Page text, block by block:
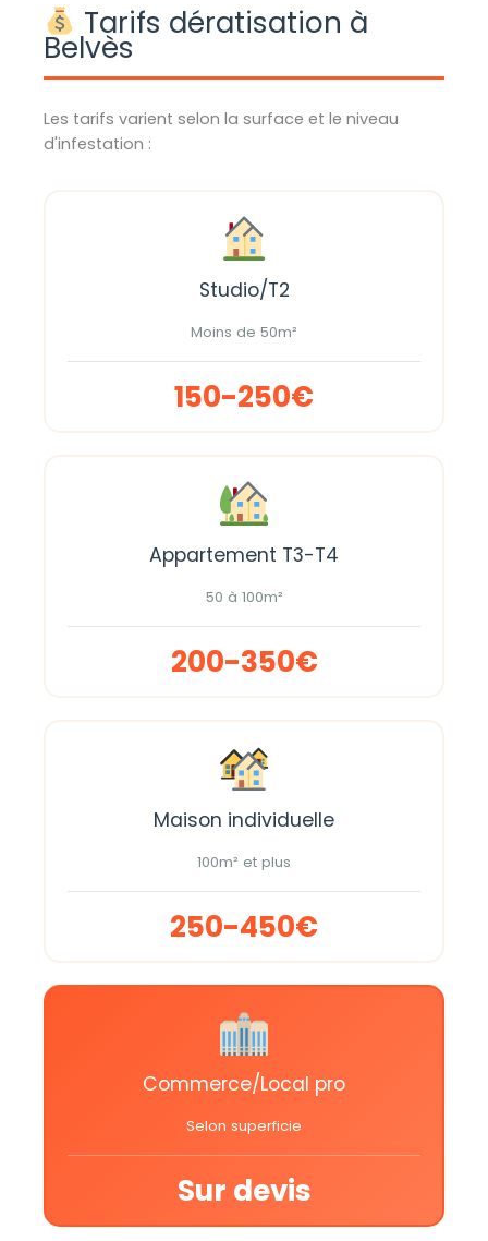
Tarifs dératisation à
Belvès
Les tarifs varient selon la surface et le niveau
d'infestation :
Studio/T2
Moins de 50m²
150-250€
Appartement T3-T4
50 à 100m²
200-350€
Maison individuelle
100m² et plus
250-450€
Commerce/Local pro
Selon superficie
Sur devis